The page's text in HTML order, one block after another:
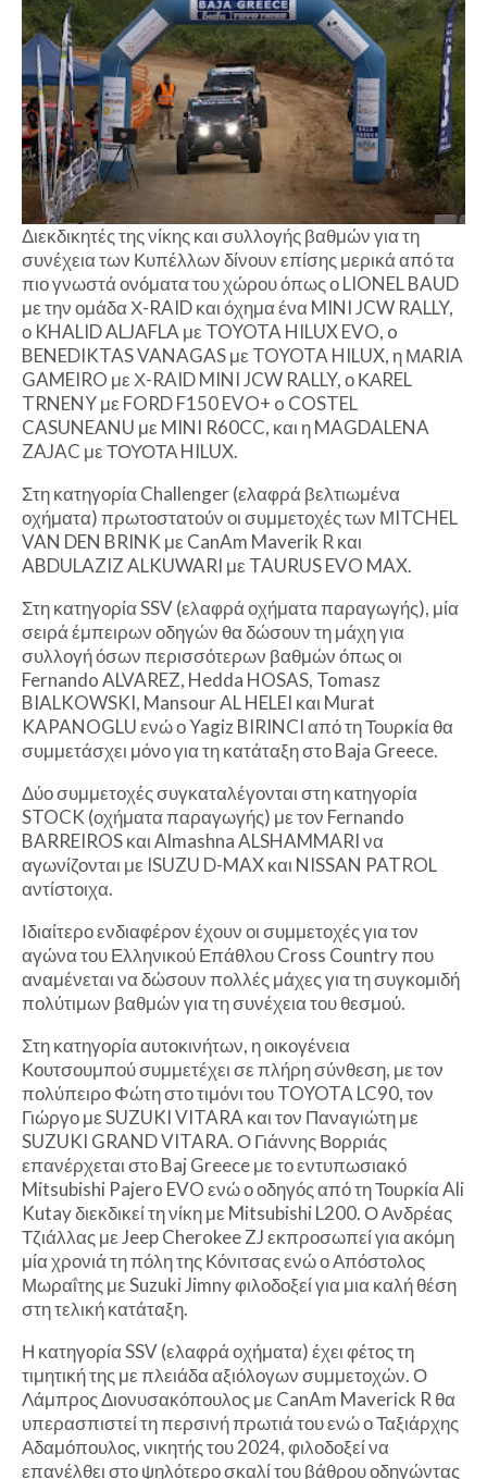
Διεκδικητές της νίκης και συλλογής βαθμών για τη
συνέχεια των Κυπέλλων δίνουν επίσης μερικά από τα
πιο γνωστά ονόματα του χώρου όπως ο LIONEL BAUD
με την ομάδα Χ-RAID και όχημα ένα MINI JCW RALLY,
ο KHALID ALJAFLA με TOYOTA HILUX EVO, o
BENEDIKTAS VANAGAS με TOYOTA HILUX, η ΜΑRIA
GAMEIRO με Χ-RAID MINI JCW RALLY, ο ΚΑREL
TRNENY με FORD F150 EVO+ o COSTEL
CASUNEANU με MINI R60CC, και η MAGDALENA
ZAJAC με ΤΟΥΟΤΑ HILUX.
Στη κατηγορία Challenger (ελαφρά βελτιωμένα
οχήματα) πρωτοστατούν οι συμμετοχές των ΜITCHEL
VAN DEN BRINK με CanAm Maverik R και
ABDULAZIZ ALKUWARI με TAURUS EVO MAX.
Στη κατηγορία SSV (ελαφρά οχήματα παραγωγής), μία
σειρά έμπειρων οδηγών θα δώσουν τη μάχη για
συλλογή όσων περισσότερων βαθμών όπως οι
Fernando ALVAREZ, Hedda HOSAS, Tomasz
BIALKOWSKI, Mansour AL HELEI και Murat
KAPANOGLU ενώ ο Yagiz BIRINCI από τη Τουρκία θα
συμμετάσχει μόνο για τη κατάταξη στο Baja Greece.
Δύο συμμετοχές συγκαταλέγονται στη κατηγορία
STOCK (οχήματα παραγωγής) με τον Fernando
BARREIROS και Almashna ALSHAMMARI να
αγωνίζονται με ISUZU D-MAX και NISSAN PATROL
αντίστοιχα.
Ιδιαίτερο ενδιαφέρον έχουν οι συμμετοχές για τον
αγώνα του Ελληνικού Επάθλου Cross Country που
αναμένεται να δώσουν πολλές μάχες για τη συγκομιδή
πολύτιμων βαθμών για τη συνέχεια του θεσμού.
Στη κατηγορία αυτοκινήτων, η οικογένεια
Κουτσουμπού συμμετέχει σε πλήρη σύνθεση, με τον
πολύπειρο Φώτη στο τιμόνι του TOYOTA LC90, τον
Γιώργο με SUZUKI VITARA και τον Παναγιώτη με
SUZUKI GRAND VITARA. Ο Γιάννης Βορριάς
επανέρχεται στο Baj Greece με το εντυπωσιακό
Mitsubishi Pajero EVO ενώ ο οδηγός από τη Τουρκία Ali
Kutay διεκδικεί τη νίκη με Mitsubishi L200. Ο Ανδρέας
Τζιάλλας με Jeep Cherokee ZJ εκπροσωπεί για ακόμη
μία χρονιά τη πόλη της Κόνιτσας ενώ ο Απόστολος
Μωραΐτης με Suzuki Jimny φιλοδοξεί για μια καλή θέση
στη τελική κατάταξη.
Η κατηγορία SSV (ελαφρά οχήματα) έχει φέτος τη
τιμητική της με πλειάδα αξιόλογων συμμετοχών. Ο
Λάμπρος Διονυσακόπουλος με CanAm Maverick R θα
υπερασπιστεί τη περσινή πρωτιά του ενώ ο Ταξιάρχης
Αδαμόπουλος, νικητής του 2024, φιλοδοξεί να
επανέλθει στο ψηλότερο σκαλί του βάθρου οδηγώντας